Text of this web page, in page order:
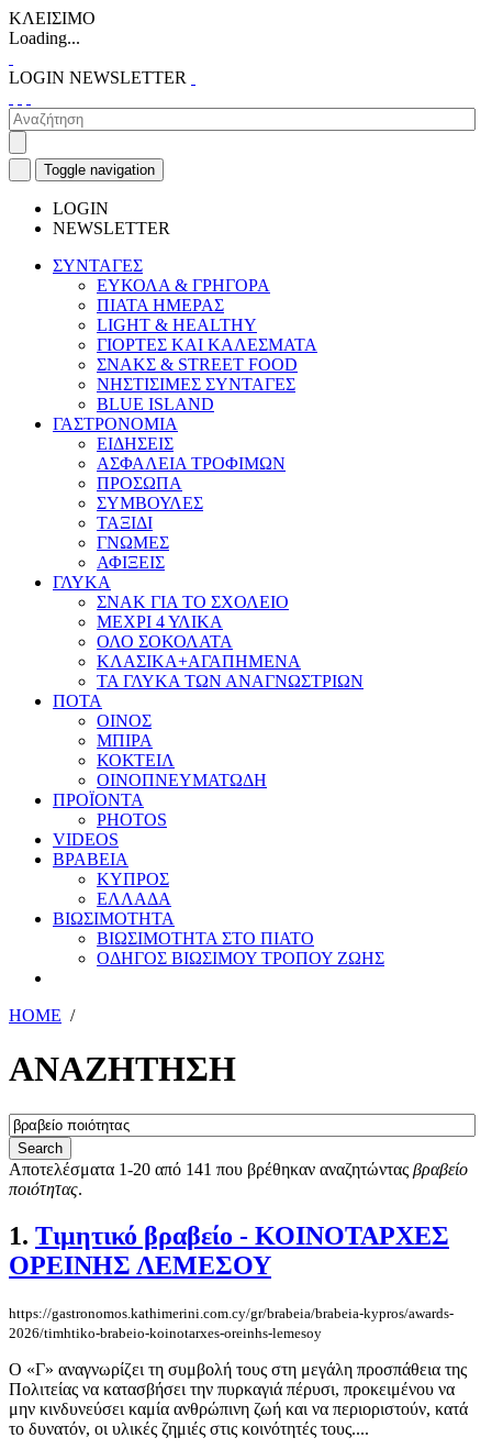
ΚΛΕΙΣΙΜΟ
Loading...
LOGIN NEWSLETTER
Toggle navigation
LOGIN
NEWSLETTER
ΣΥΝΤΑΓΕΣ
ΕΥΚΟΛΑ & ΓΡΗΓΟΡΑ
ΠΙΑΤΑ ΗΜΕΡΑΣ
LIGHT & HEALTHY
ΓΙΟΡΤΕΣ ΚΑΙ ΚΑΛΕΣΜΑΤΑ
ΣΝΑΚΣ & STREET FOOD
ΝΗΣΤΙΣΙΜΕΣ ΣΥΝΤΑΓΕΣ
BLUE ISLAND
ΓΑΣΤΡΟΝΟΜΙΑ
ΕΙΔΗΣΕΙΣ
ΑΣΦΑΛΕΙΑ ΤΡΟΦΙΜΩΝ
ΠΡΟΣΩΠΑ
ΣΥΜΒΟΥΛΕΣ
ΤΑΞΙΔΙ
ΓΝΩΜΕΣ
ΑΦΙΞΕΙΣ
ΓΛΥΚΑ
ΣΝΑΚ ΓΙΑ ΤΟ ΣΧΟΛΕΙΟ
ΜΕΧΡΙ 4 ΥΛΙΚΑ
ΟΛΟ ΣΟΚΟΛΑΤΑ
ΚΛΑΣΙΚΑ+ΑΓΑΠΗΜΕΝΑ
ΤΑ ΓΛΥΚΑ ΤΩΝ ΑΝΑΓΝΩΣΤΡΙΩΝ
ΠΟΤΑ
ΟΙΝΟΣ
ΜΠΙΡΑ
ΚΟΚΤΕΙΛ
ΟΙΝΟΠΝΕΥΜΑΤΩΔΗ
ΠΡΟΪΟΝΤΑ
PHOTOS
VIDEOS
ΒΡΑΒΕΙΑ
ΚΥΠΡΟΣ
ΕΛΛΑΔΑ
ΒΙΩΣΙΜΟΤΗΤΑ
ΒΙΩΣΙΜΟΤΗΤΑ ΣΤΟ ΠΙΑΤΟ
ΟΔΗΓΟΣ ΒΙΩΣΙΜΟΥ ΤΡΟΠΟΥ ΖΩΗΣ
HOME /
ΑΝΑΖΗΤΗΣΗ
Αποτελέσματα 1-20 από 141 που βρέθηκαν αναζητώντας βραβείο
ποιότητας.
1. Τιμητικό βραβείο - ΚΟΙΝΟΤΑΡΧΕΣ
ΟΡΕΙΝΗΣ ΛΕΜΕΣΟΥ
https://gastronomos.kathimerini.com.cy/gr/brabeia/brabeia-kypros/awards-
2026/timhtiko-brabeio-koinotarxes-oreinhs-lemesoy
O «Γ» αναγνωρίζει τη συμβολή τους στη μεγάλη προσπάθεια της
Πολιτείας να κατασβήσει την πυρκαγιά πέρυσι, προκειμένου να
μην κινδυνεύσει καμία ανθρώπινη ζωή και να περιοριστούν, κατά
το δυνατόν, οι υλικές ζημιές στις κοινότητές τους....